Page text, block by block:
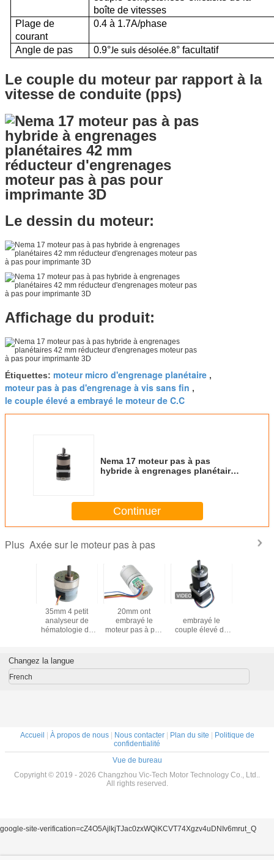
boîte de vitesses
Plage de
courant
0.4 à 1.7A/phase
Angle de pas 0.9°Je suis désolée.8° facultatif
Le couple du moteur par rapport à la
vitesse de conduite (pps)
Le dessin du moteur:
Affichage du produit:
Étiquettes: moteur micro d'engrenage planétaire ,
moteur pas à pas d'engrenage à vis sans fin ,
le couple élevé a embrayé le moteur de C.C
Nema 17 moteur pas à pas
hybride à engrenages planétaires
imprimante 3D
Continuer
Plus Axée sur le moteur pas à pas
fin
35mm 4 petit
analyseur de
hématologie de
de la phase 12
V/analyseur
20mm ont
embrayé le
moteur pas à pas
pour l'analyseur
embrayé le
couple élevé de
phase 5V
Changez la langue
French
Accueil À propos de nous| Nous contacter| Plan du site
Politique de
confidentialité
Vue de bureau
Copyright © 2019 - 2026 Changzhou Vic-Tech Motor Technology Co., Ltd..
All rights reserved.
google-site-verification=cZ4O5AjlkjTJac0zxWQiKCVT74Xgzv4uDNIv6mrut_Q